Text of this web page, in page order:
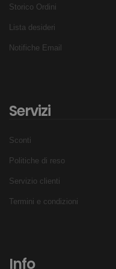
Storico Ordini
Lista desideri
Notifiche Email
Servizi
Sconti
Politiche di reso
Servizio clienti
Termini e condizioni
Info